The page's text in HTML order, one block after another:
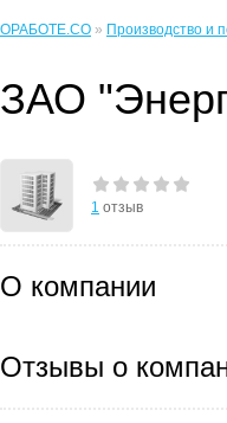
ОРАБОТЕ.CO » Производство и
ЗАО
1 отзыв
О компании
Отзывы о